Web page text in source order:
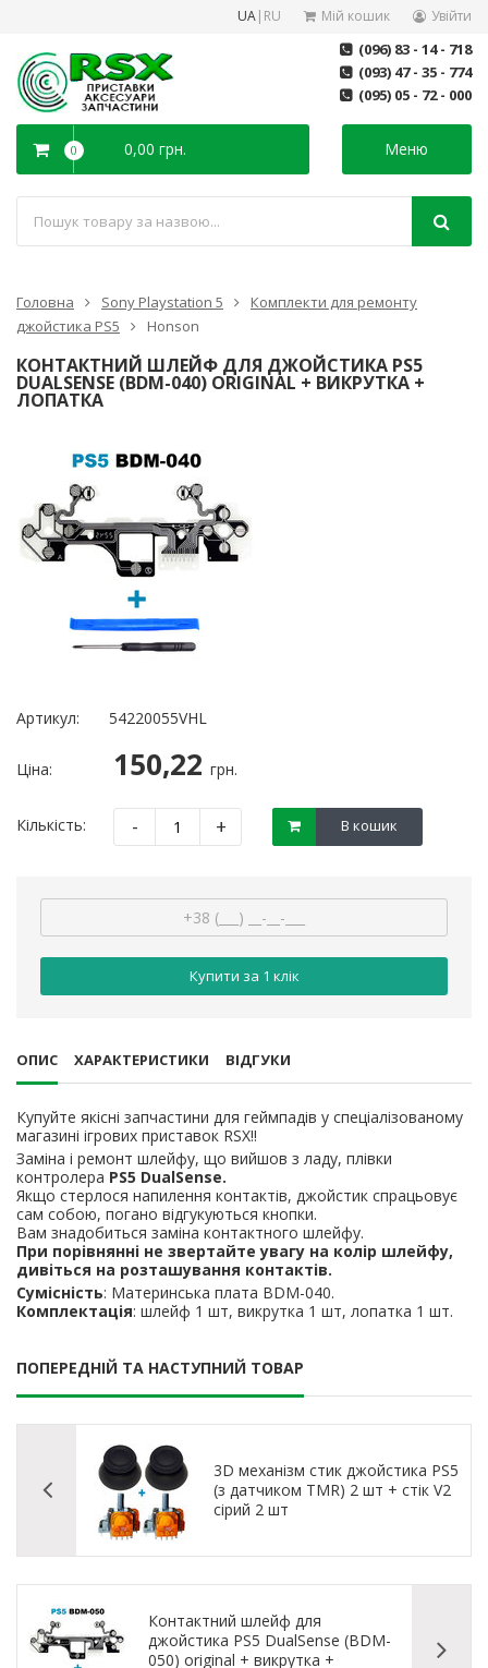
UA| RU Мій кошик Увійти
(096) 83 - 14 - 718
(093) 47 - 35 - 774
(095) 05 - 72 - 000
Меню
0 0,00 грн.
Головна Sony Playstation 5
Комплекти для ремонту
джойстика PS5
Honson
КОНТАКТНИЙ ШЛЕЙФ ДЛЯ ДЖОЙСТИКА PS5
DUALSENSE (BDM-040) ORIGINAL + ВИКРУТКА +
ЛОПАТКА
Артикул: 54220055VHL
Ціна: 150,22 грн.
Кількість: - + В кошик
Купити за 1 клiк
ОПИС ХАРАКТЕРИСТИКИ ВІДГУКИ
Купуйте якісні запчастини для геймпадів у спеціалізованому
магазині ігрових приставок RSX!!
Заміна і ремонт шлейфу, що вийшов з ладу, плівки
контролера PS5 DualSense.
Якщо стерлося напилення контактів, джойстик спрацьовує
сам собою, погано відгукуються кнопки.
Вам знадобиться заміна контактного шлейфу.
При порівнянні не звертайте увагу на колір шлейфу,
дивіться на розташування контактів.
Сумісність: Материнська плата BDM-040.
Комплектація: шлейф 1 шт, викрутка 1 шт, лопатка 1 шт.
ПОПЕРЕДНІЙ ТА НАСТУПНИЙ ТОВАР
3D механізм стик джойстика PS5
(з датчиком TMR) 2 шт + стік V2
сірий 2 шт
Контактний шлейф для
джойстика PS5 DualSense (BDM-
050) original + викрутка +